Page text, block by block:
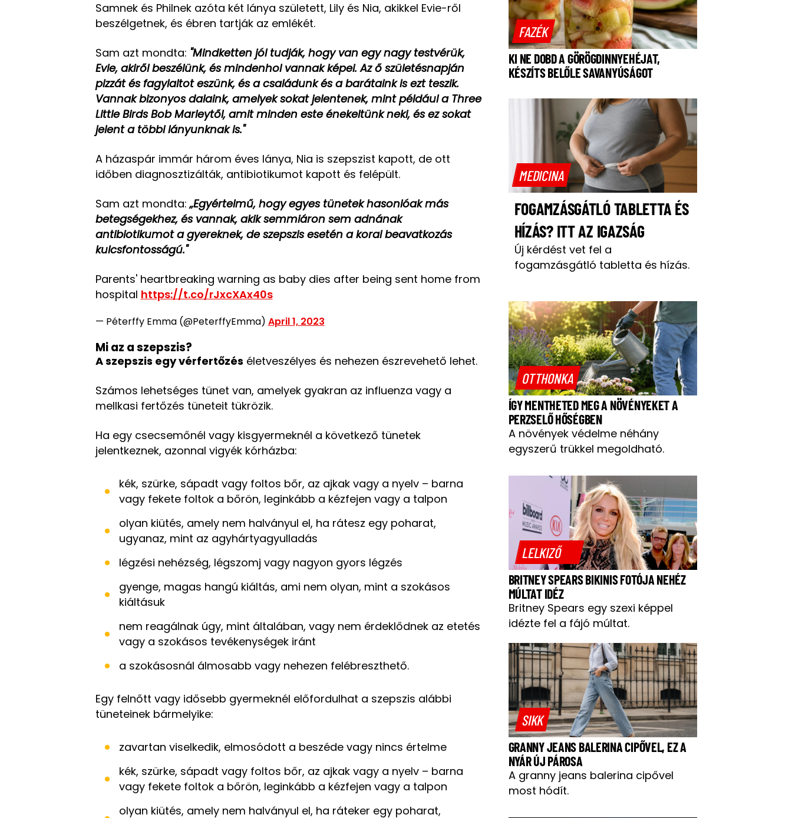
Samnek és Philnek azóta két lánya született, Lily és Nia, akikkel Evie-ről
beszélgetnek, és ébren tartják az emlékét.
Sam azt mondta: "Mindketten jól tudják, hogy van egy nagy testvérük,
Evie, akiről beszélünk, és mindenhol vannak képei. Az ő születésnapján
pizzát és fagylaltot eszünk, és a családunk és a barátaink is ezt teszik.
Vannak bizonyos dalaink, amelyek sokat jelentenek, mint például a Three
Little Birds Bob Marleytől, amit minden este énekeltünk neki, és ez sokat
jelent a többi lányunknak is."
A házaspár immár három éves lánya, Nia is szepszist kapott, de ott
időben diagnosztizálták, antibiotikumot kapott és felépült.
Sam azt mondta:„Egyértelmű, hogy egyes tünetek hasonlóak más
betegségekhez, és vannak, akik semmiáron sem adnának
antibiotikumot a gyereknek, de szepszis esetén a korai beavatkozás
kulcsfontosságú."
Parents' heartbreaking warning as baby dies after being sent home from
hospital https://t.co/rJxcXAx40s
— Péterffy Emma (@PeterffyEmma) April 1, 2023
Mi az a szepszis?
A szepszis egy vérfertőzés életveszélyes és nehezen észrevehető lehet.
Számos lehetséges tünet van, amelyek gyakran az influenza vagy a
mellkasi fertőzés tüneteit tükrözik.
Ha egy csecsemőnél vagy kisgyermeknél a következő tünetek
jelentkeznek, azonnal vigyék kórházba:
kék, szürke, sápadt vagy foltos bőr, az ajkak vagy a nyelv – barna
vagy fekete foltok a bőrön, leginkább a kézfejen vagy a talpon
olyan kiütés, amely nem halványul el, ha rátesz egy poharat,
ugyanaz, mint az agyhártyagyulladás
légzési nehézség, légszomj vagy nagyon gyors légzés
gyenge, magas hangú kiáltás, ami nem olyan, mint a szokásos
kiáltásuk
nem reagálnak úgy, mint általában, vagy nem érdeklődnek az etetés
vagy a szokásos tevékenységek iránt
a szokásosnál álmosabb vagy nehezen felébreszthető.
Egy felnőtt vagy idősebb gyermeknél előfordulhat a szepszis alábbi
tüneteinek bármelyike:
zavartan viselkedik, elmosódott a beszéde vagy nincs értelme
kék, szürke, sápadt vagy foltos bőr, az ajkak vagy a nyelv – barna
vagy fekete foltok a bőrön, leginkább a kézfejen vagy a talpon
olyan kiütés, amely nem halványul el, ha ráteker egy poharat,
FAZÉK
KI NE DOBD A GÖRÖGDINNYEHÉJAT,
KÉSZÍTS BELŐLE SAVANYÚSÁGOT
MEDICINA
FOGAMZÁSGÁTLÓ TABLETTA ÉS
HÍZÁS? ITT AZ IGAZSÁG
Új kérdést vet fel a
fogamzásgátló tabletta és hízás.
OTTHONKA
ÍGY MENTHETED MEG A NÖVÉNYEKET A
PERZSELŐ HŐSÉGBEN
A növények védelme néhány
egyszerű trükkel megoldható.
LELKIZŐ
BRITNEY SPEARS BIKINIS FOTÓJA NEHÉZ
MÚLTAT IDÉZ
Britney Spears egy szexi képpel
idézte fel a fájó múltat.
SIKK
GRANNY JEANS BALERINA CIPŐVEL, EZ A
NYÁR ÚJ PÁROSA
A granny jeans balerina cipővel
most hódít.